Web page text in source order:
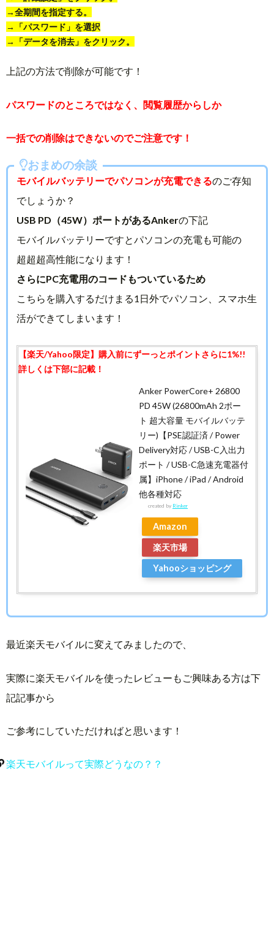
→全期間を指定する。
→「パスワード」を選択
→「データを消去」をクリック。
上記の方法で削除が可能です！
パスワードのところではなく、閲覧履歴からしか
一括での削除はできないのでご注意です！
おまめの余談
モバイルバッテリーでパソコンが充電できるのご存知
でしょうか？
USB PD（45W）ポートがあるAnkerの下記
モバイルバッテリーですとパソコンの充電も可能の
超超超高性能になります！
さらにPC充電用のコードもついているため
こちらを購入するだけまる1日外でパソコン、スマホ生
活ができてしまいます！
Anker PowerCore+ 26800
PD 45W (26800mAh 2ポー
ト 超大容量 モバイルバッテ
リー)【PSE認証済 / Power
Delivery対応 / USB-C入出力
ポート / USB-C急速充電器付
属】iPhone / iPad / Android
他各種対応
created by Rinker
Amazon
楽天市場
Yahooショッピング
最近楽天モバイルに変えてみましたので、
実際に楽天モバイルを使ったレビューもご興味ある方は下
記記事から
ご参考にしていただければと思います！
楽天モバイルって実際どうなの？？